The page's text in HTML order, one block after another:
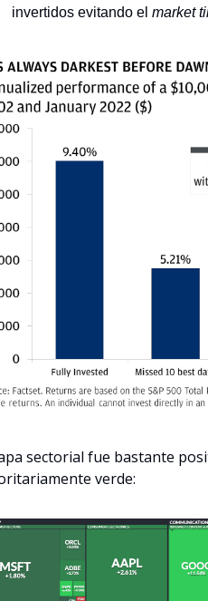
invertidos evitando el market
sectorial fue bastante
verde: